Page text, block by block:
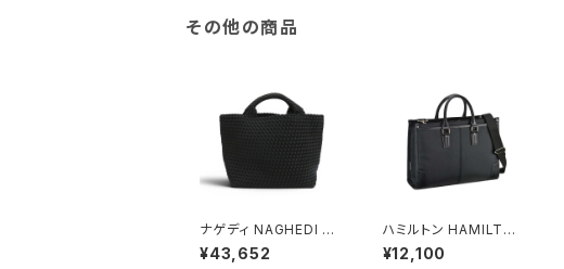
その他の商品
ナゲディ NAGHEDI St.
Barths Medium Tot
e セント・バーツ ミディ
¥43,652
ハミルトン HAMILTON
ビジネスバッグ 2層 大
容量 A4ファイル 2WAY
¥12,100